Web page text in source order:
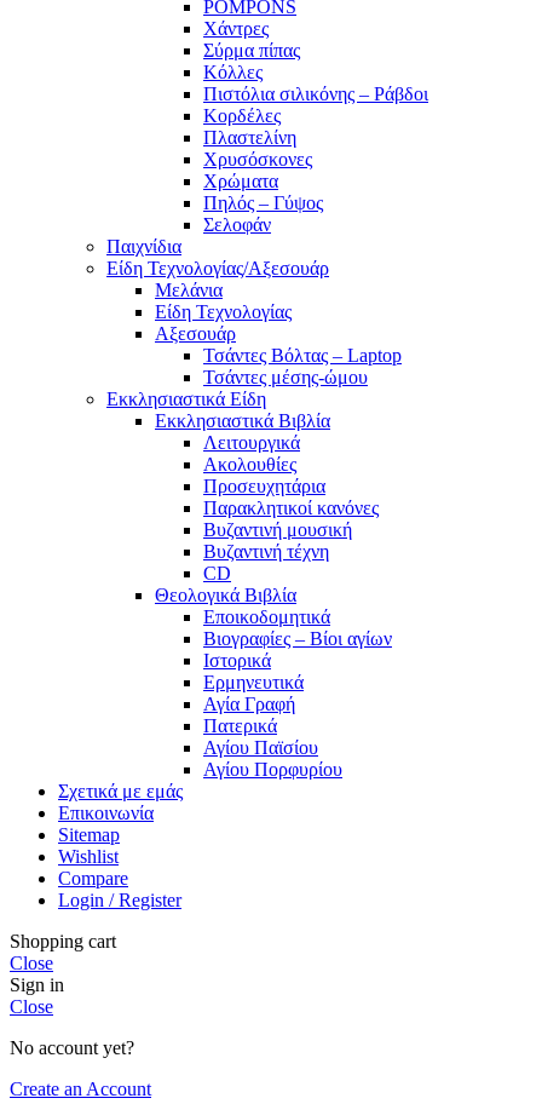
POMPONS
Χάντρες
Σύρμα πίπας
Κόλλες
Πιστόλια σιλικόνης – Ράβδοι
Κορδέλες
Πλαστελίνη
Χρυσόσκονες
Χρώματα
Πηλός – Γύψος
Σελοφάν
Παιχνίδια
Είδη Τεχνολογίας/Αξεσουάρ
Μελάνια
Είδη Τεχνολογίας
Αξεσουάρ
Τσάντες Βόλτας – Laptop
Τσάντες μέσης-ώμου
Εκκλησιαστικά Είδη
Εκκλησιαστικά Βιβλία
Λειτουργικά
Ακολουθίες
Προσευχητάρια
Παρακλητικοί κανόνες
Βυζαντινή μουσική
Βυζαντινή τέχνη
CD
Θεολογικά Βιβλία
Εποικοδομητικά
Βιογραφίες – Βίοι αγίων
Ιστορικά
Ερμηνευτικά
Αγία Γραφή
Πατερικά
Αγίου Παϊσίου
Αγίου Πορφυρίου
Σχετικά με εμάς
Επικοινωνία
Sitemap
Wishlist
Compare
Login / Register
Shopping cart
Close
Sign in
Close
No account yet?
Create an Account